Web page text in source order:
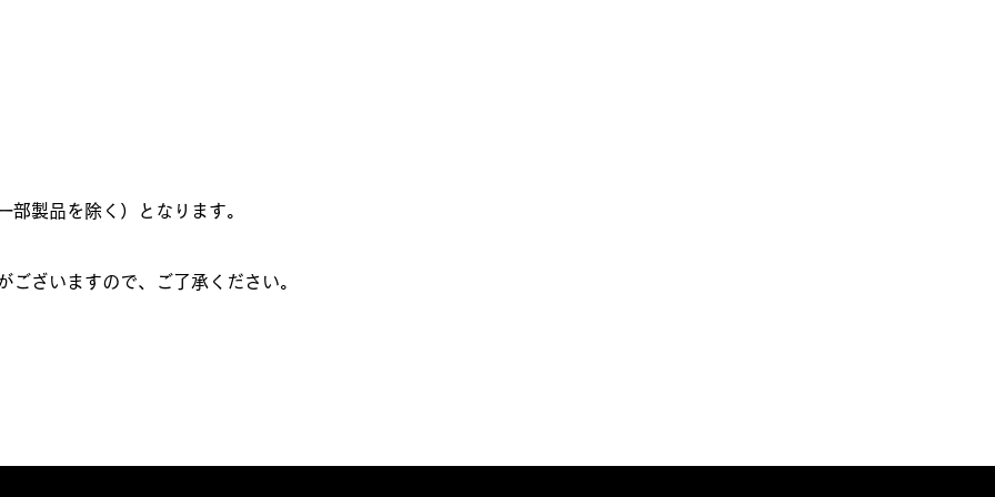
製品を除く）となります。
ざいますので、ご了承ください。